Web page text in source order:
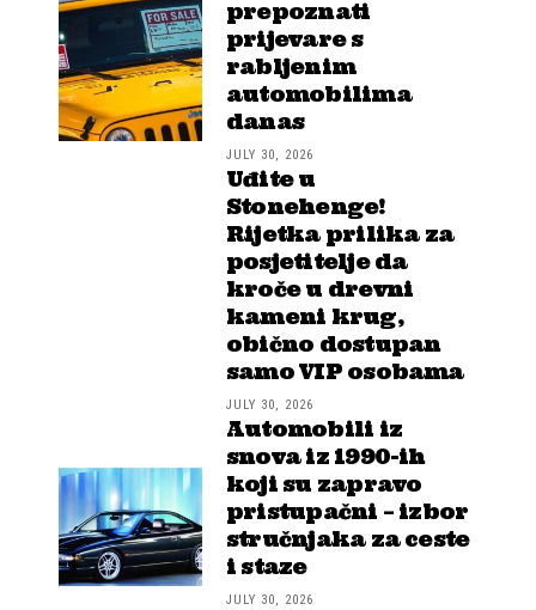
prepoznati
prijevare s
rabljenim
automobilima
danas
JULY 30, 2026
Uđite u
Stonehenge!
Rijetka prilika za
posjetitelje da
kroče u drevni
kameni krug,
obično dostupan
samo VIP osobama
JULY 30, 2026
Automobili iz
snova iz 1990-ih
koji su zapravo
pristupačni – izbor
stručnjaka za ceste
i staze
JULY 30, 2026